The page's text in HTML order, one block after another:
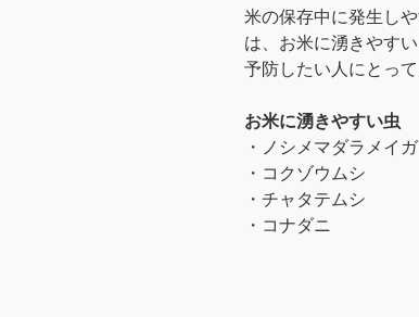
米の保存中に発生し
は、お米に湧きやす
予防したい人にとっ
お米に湧きやすい虫
・ノシメマダラメイガ
・コクゾウムシ
・チャタテムシ
・コナダニ